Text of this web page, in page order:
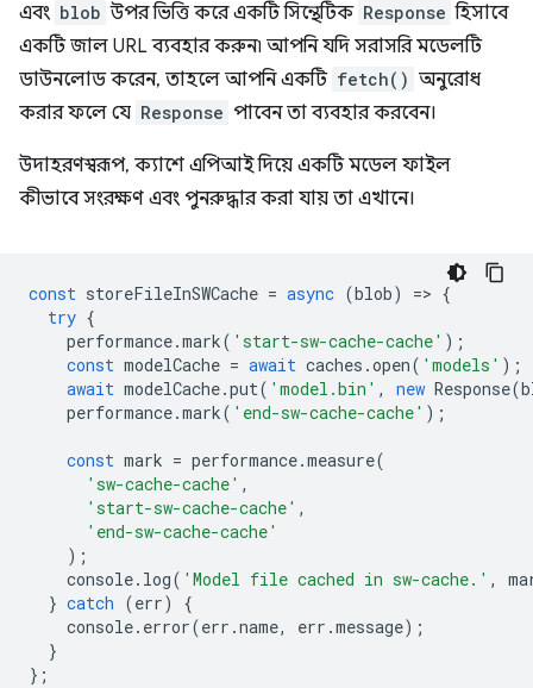
এবং blob উপর ভিত্তি করে একটি সিন্থেটিক Response হিসাবে
একটি জাল URL ব্যবহার করুন৷ আপনি যদি সরাসরি মডেলটি
ডাউনলোড করেন, তাহলে আপনি একটি fetch() অনুরোধ
করার ফলে যে Response পাবেন তা ব্যবহার করবেন।
উদাহরণস্বরূপ, ক্যাশে এপিআই দিয়ে একটি মডেল ফাইল
কীভাবে সংরক্ষণ এবং পুনরুদ্ধার করা যায় তা এখানে।
const storeFileInSWCache = async (blob) => {
try {
performance.mark( 'start-sw-cache-cache' );
const modelCache = await caches .open( 'models' );
await modelCache.put( 'model.bin' , new Response(
performance.mark( 'end-sw-cache-cache' );
const mark = performance.measure(
'sw-cache-cache' ,
'start-sw-cache-cache' ,
'end-sw-cache-cache'
);
console. log( 'Model file cached in sw-cache.' ,
} catch (err)
{
console. error(err .name, err .message);
}
};